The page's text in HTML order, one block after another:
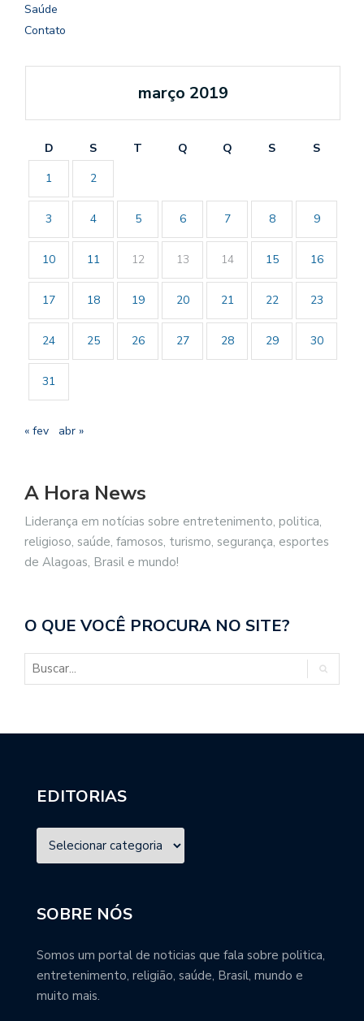
Saúde
Contato
março 2019
D S T Q Q S
S
1
2
3 4 5 6 7 8 9
10 11 12 13 14 15 16
17 18 19 20 21 22 23
24 25 26 27 28 29 30
31
« fev abr »
A Hora News
Liderança em notícias sobre entretenimento, politica,
religioso, saúde, famosos, turismo, segurança, esportes
de Alagoas, Brasil e mundo!
O QUE VOCÊ PROCURA NO SITE?
EDITORIAS
SOBRE NÓS
Somos um portal de noticias que fala sobre politica,
entretenimento, religião, saúde, Brasil, mundo e
muito mais.